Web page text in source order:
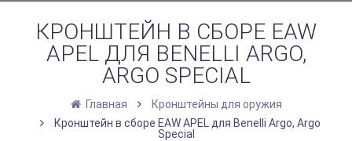
КРОНШТЕЙН В СБОРЕ EAW
APEL ДЛЯ BENELLI ARGO,
ARGO SPECIAL
Главная
Кронштейны для оружия
Кронштейн в сборе EAW APEL для Benelli Argo, Argo
Special